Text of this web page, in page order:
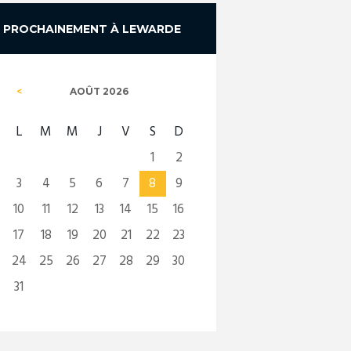
PROCHAINEMENT À LEWARDE
AOÛT 2026
L M M J V S
D
1
2
3
4 5 6 7 8
9
10
11 12 13 14 15
16
17
18 19 20 21 22
23
24
25 26 27 28 29
30
31